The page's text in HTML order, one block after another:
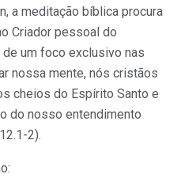
a meditação bíblica procura
Criador pessoal do
um foco exclusivo nas
nossa mente, nós cristãos
cheios do Espírito Santo e
do nosso entendimento
2).